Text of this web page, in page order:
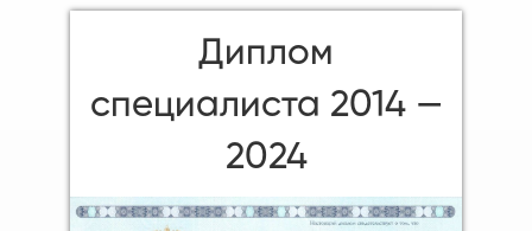
Диплом
специалиста 2014 —
2024